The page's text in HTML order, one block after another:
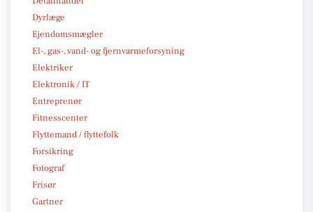
Dyrlæge
Ejendomsmægler
El-, gas-, vand- og fjernvarmeforsyning
Elektriker
Elektronik / IT
Entreprenør
Fitnesscenter
Flyttemand / flyttefolk
Forsikring
Fotograf
Frisør
Gartner